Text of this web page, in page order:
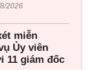
2026
miễn
Ủy viên
11 giám đốc